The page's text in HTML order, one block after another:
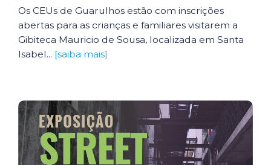
Os CEUs de Guarulhos estão com inscrições
abertas para as crianças e familiares visitarem a
Gibiteca Mauricio de Sousa, localizada em Santa
Isabel... [saiba mais]